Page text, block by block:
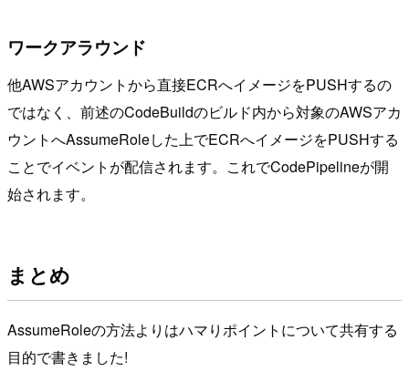
ワークアラウンド
他AWSアカウントから直接ECRへイメージをPUSHするの
ではなく、前述のCodeBuildのビルド内から対象のAWSアカ
ウントへAssumeRoleした上でECRへイメージをPUSHする
ことでイベントが配信されます。これでCodePipelineが開
始されます。
まとめ
AssumeRoleの方法よりはハマりポイントについて共有する
目的で書きました!